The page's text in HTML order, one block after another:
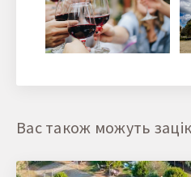
Вас також можуть